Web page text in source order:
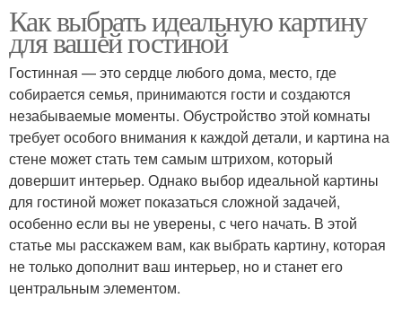
Как выбрать идеальную картину
для вашей гостиной
Гостинная — это сердце любого дома, место, где
собирается семья, принимаются гости и создаются
незабываемые моменты. Обустройство этой комнаты
требует особого внимания к каждой детали, и картина на
стене может стать тем самым штрихом, который
довершит интерьер. Однако выбор идеальной картины
для гостиной может показаться сложной задачей,
особенно если вы не уверены, с чего начать. В этой
статье мы расскажем вам, как выбрать картину, которая
не только дополнит ваш интерьер, но и станет его
центральным элементом.